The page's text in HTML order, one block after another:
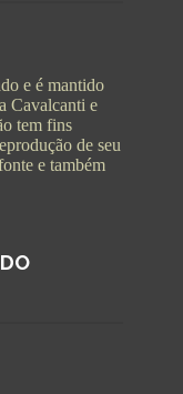
e é mantido
Cavalcanti e
tem fins
de seu
e também